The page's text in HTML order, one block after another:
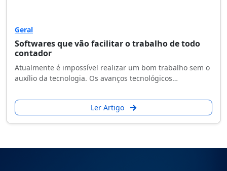
Geral
Softwares que vão facilitar o trabalho de todo
contador
Atualmente é impossível realizar um bom trabalho sem o
auxílio da tecnologia. Os avanços tecnológicos…
Ler Artigo